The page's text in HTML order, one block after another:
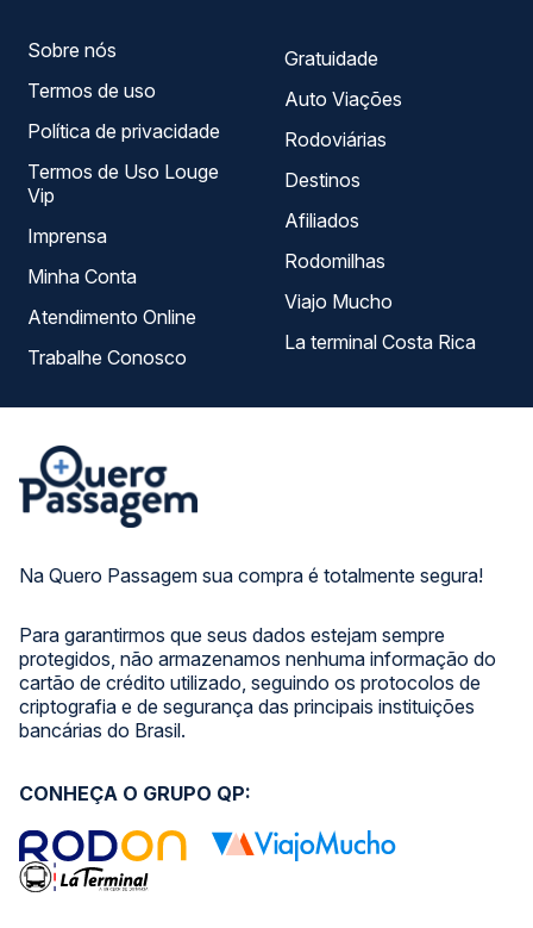
Na Quero Passagem sua compra é totalmente segura!
Para garantirmos que seus dados estejam sempre
protegidos, não armazenamos nenhuma informação do
cartão de crédito utilizado, seguindo os protocolos de
criptografia e de segurança das principais instituições
bancárias do Brasil.
Sobre nós
Termos de uso
Política de privacidade
Termos de Uso Louge
Vip
Imprensa
Minha Conta
Atendimento Online
Trabalhe Conosco
Gratuidade
Auto Viações
Rodoviárias
Destinos
Afiliados
Rodomilhas
Viajo Mucho
La terminal Costa Rica
CONHEÇA O GRUPO QP: